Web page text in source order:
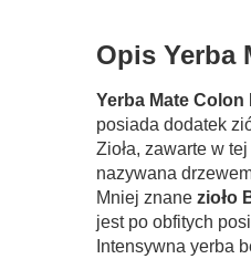
Opis Yerba
Yerba Mate
posiada dodatek
Zioła, zawarte w
nazywana
Mniej znane zioło
jest po obfitych
Intensywna yerba